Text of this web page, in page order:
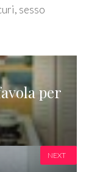
, sesso
per
NEXT